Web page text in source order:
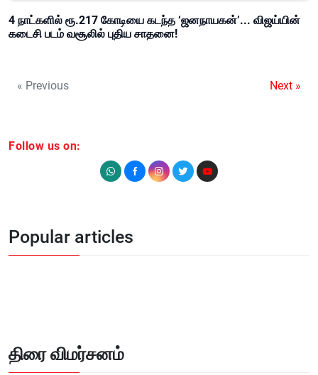
4 நாட்களில் ரூ.217 கோடியை கடந்த ‘ஜனநாயகன்’... விஜய்யின்
கடைசி படம் வசூலில் புதிய சாதனை!
« Previous Next »
Follow us on:
Popular articles
திரை விமர்சனம்